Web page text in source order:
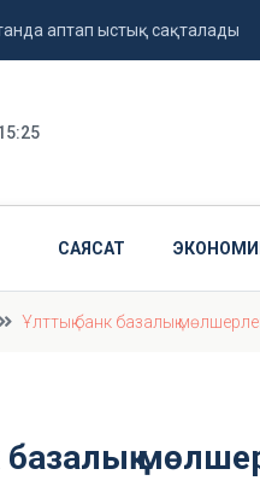
аптап ыстық сақталады
САЯСАТ
Ұлттық банк базалық
базалық